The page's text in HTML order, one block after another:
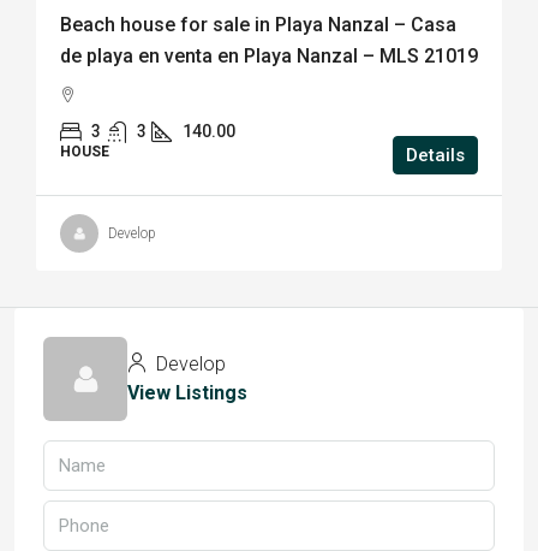
Beach house for sale in Playa Nanzal – Casa
de playa en venta en Playa Nanzal – MLS 21019
3 3 140.00
HOUSE Details
Develop
Develop
View Listings